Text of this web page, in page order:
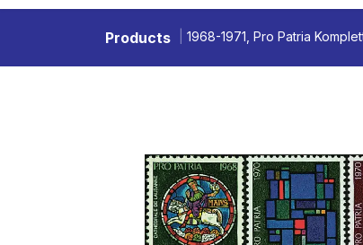
Products 1968-1971, Pro Patria